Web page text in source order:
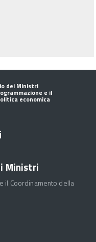
dei Ministri
e il
economica
Ministri
il Coordinamento della